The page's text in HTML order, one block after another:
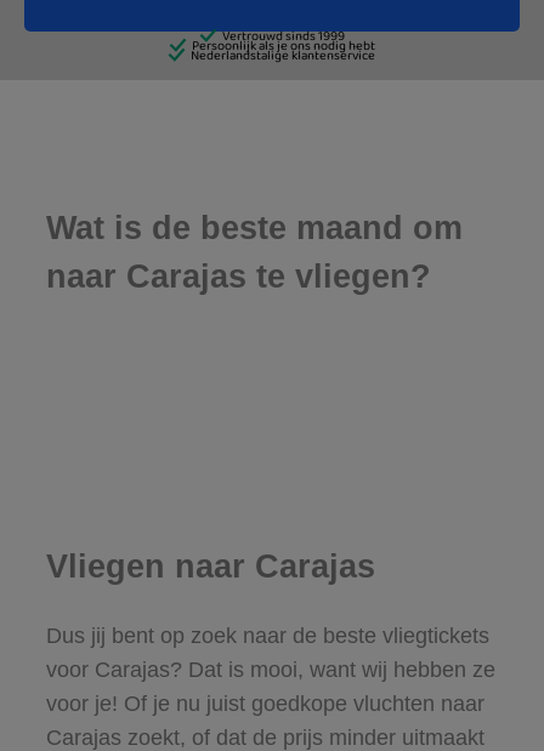
Wat is de beste maand om
naar Carajas te vliegen?
Vliegen naar Carajas
Dus jij bent op zoek naar de beste vliegtickets
voor Carajas? Dat is mooi, want wij hebben ze
voor je! Of je nu juist goedkope vluchten naar
Carajas zoekt, of dat de prijs minder uitmaakt